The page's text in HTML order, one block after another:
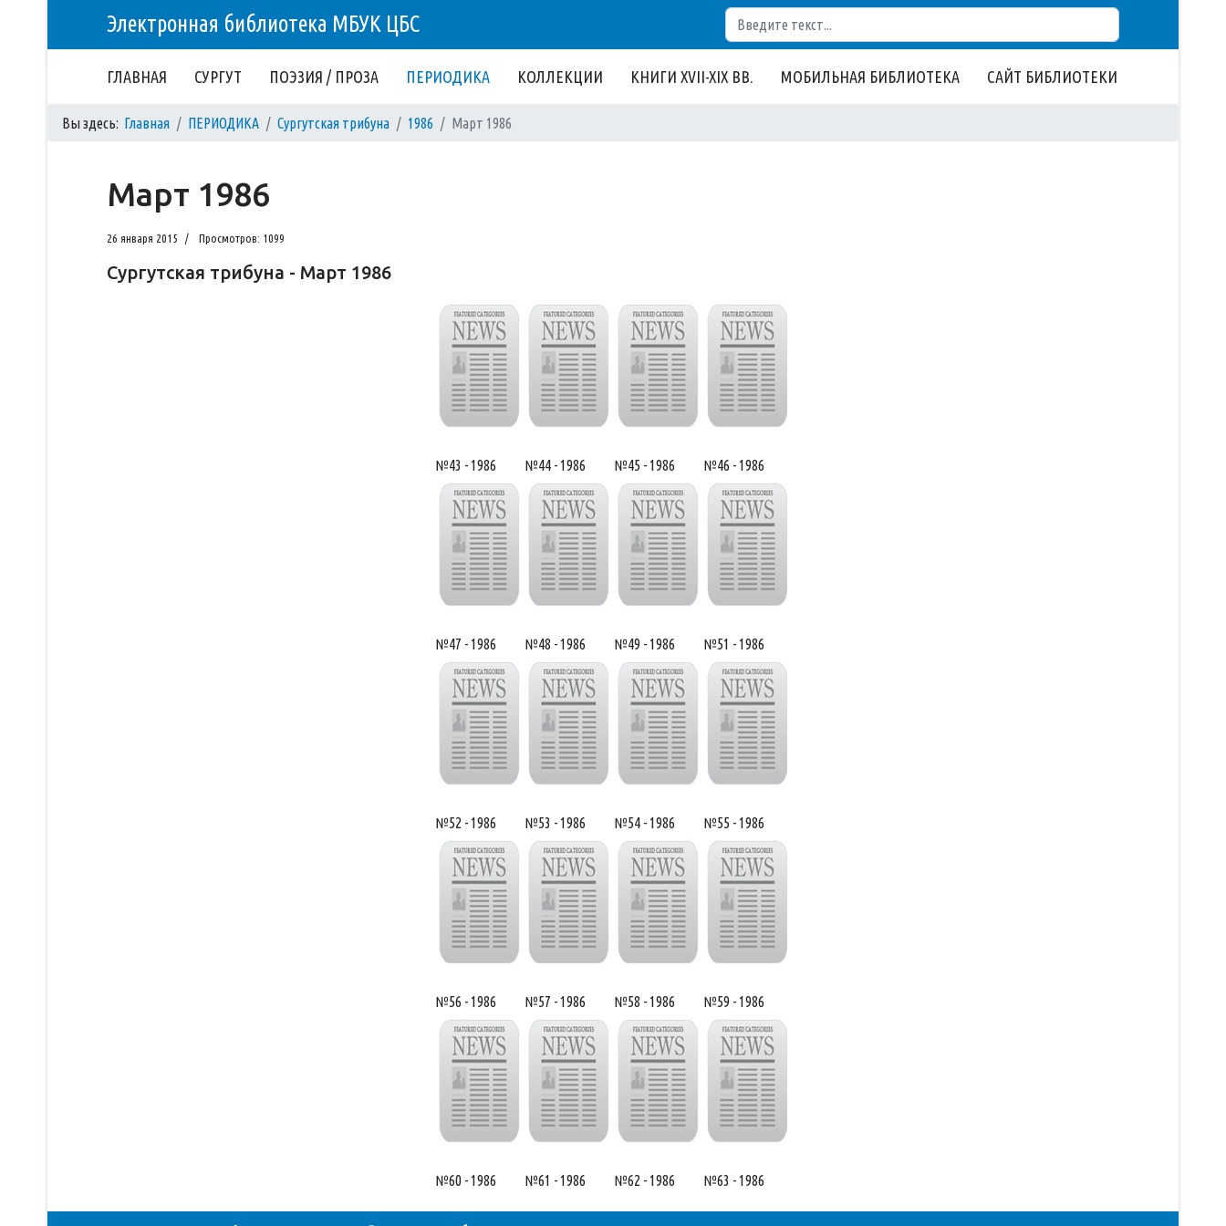
Электронная библиотека МБУК ЦБС
ГЛАВНАЯ СУРГУТ ПОЭЗИЯ / ПРОЗА ПЕРИОДИКА КОЛЛЕКЦИИ КНИГИ XVII-XIX ВВ. МОБИЛЬНАЯ БИБЛИОТЕКА САЙТ БИБЛИОТЕКИ
Вы здесь: Главная ПЕРИОДИКА Сургутская трибуна 1986 Март 1986
Март 1986
26 января 2015 Просмотров: 1099
Сургутская трибуна - Март 1986
№43 - 1986 №44 - 1986 №45 - 1986 №46 - 1986
№47 - 1986 №48 - 1986 №49 - 1986 №51 - 1986
№52 - 1986 №53 - 1986 №54 - 1986 №55 - 1986
№56 - 1986 №57 - 1986 №58 - 1986 №59 - 1986
№60 - 1986 №61 - 1986 №62 - 1986 №63 - 1986